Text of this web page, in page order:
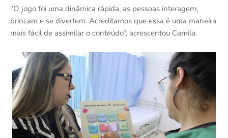
“O jogo foi uma dinâmica rápida, as pessoas interagem,
brincam e se divertem. Acreditamos que essa é uma maneira
mais fácil de assimilar o conteúdo”, acrescentou Camila.